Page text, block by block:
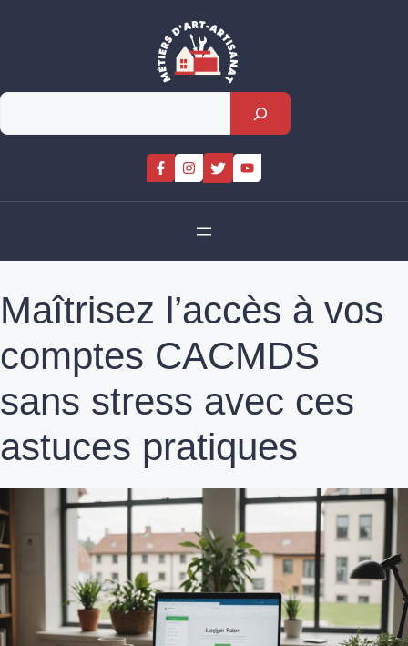
Rechercher
Maîtrisez l’accès à vos
comptes CACMDS
sans stress avec ces
astuces pratiques